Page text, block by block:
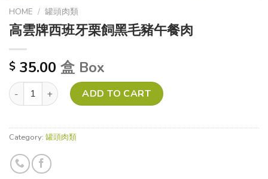
HOME / 罐頭肉類
高雲牌西班牙栗飼黑毛豬午餐肉
$ 35.00 盒 Box
高雲牌西班牙栗飼黑毛豬午餐肉 quantity
ADD TO CART
Category: 罐頭肉類